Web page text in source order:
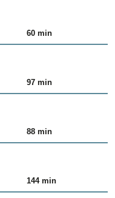
60 min
97 min
88 min
144 min